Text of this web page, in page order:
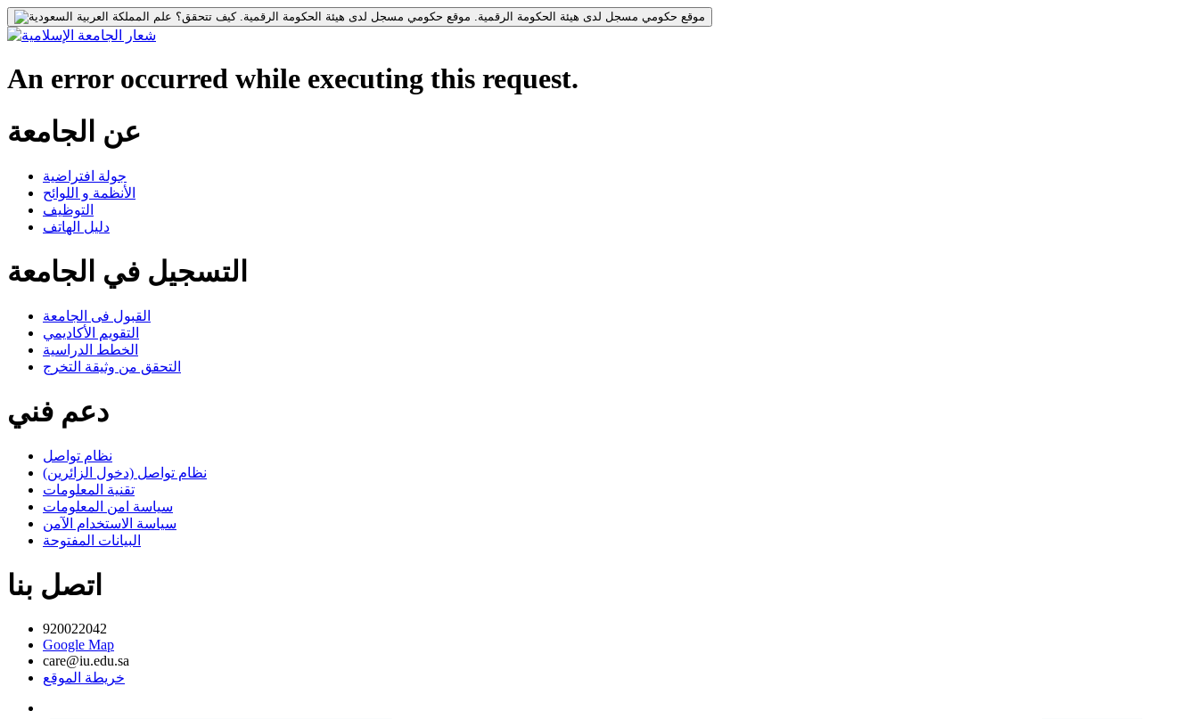
موقع حكومي مسجل لدى هيئة الحكومة الرقمية. موقع حكومي مسجل لدى هيئة الحكومة الرقمية.كيف تتحقق؟
An error occurred while executing this request.
عن الجامعة
جولة افتراضية
الأنظمة و اللوائح
التوظيف
دليل الهاتف
التسجيل في الجامعة
القبول فى الجامعة
التقويم الأكاديمي
الخطط الدراسية
التحقق من وثيقة التخرج
دعم فني
نظام تواصل
نظام تواصل (دخول الزائرين)
تقنية المعلومات
سياسة امن المعلومات
سياسة الاستخدام الآمن
البيانات المفتوحة
اتصل بنا
920022042
Google Map
care@iu.edu.sa
خريطة الموقع